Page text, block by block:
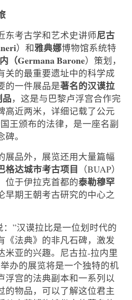
东考古学和艺术史讲师尼古
）和雅典娜博物馆系统特
（Germana Barone）策划，
关的最重要遗址中的科学成
的一件展品是著名的汉谟拉
，这是与巴黎卢浮宫合作完
高近两米，详细记载了公元
王颁布的法律，是一座名副
。
展品外，展览还用大量篇幅
格达城市考古项目 （BUAP）
位于伊拉克首都的泰勒穆罕
早期王朝考古研究的中心之
”汉谟拉比是一位划时代的
《法典》的非凡石碑，激发
米亚的兴趣。尼古拉-拉内里
办的展览将是一个独特的机
浮宫的法典副本和一系列以
的物品，可以了解这位君主